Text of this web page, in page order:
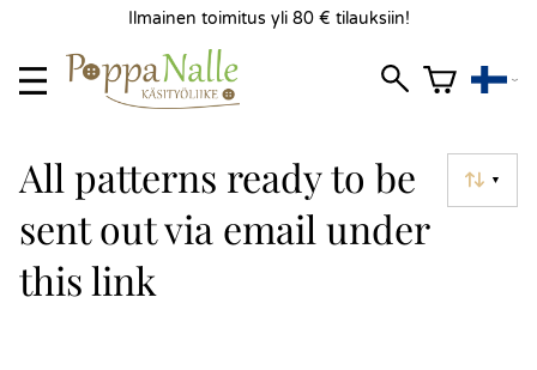
Ilmainen toimitus yli 80 € tilauksiin!
▼
All patterns ready to be
sent out via email under
this link